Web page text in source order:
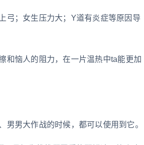
弓；女生压力大；Y道有炎症等原因导
和恼人的阻力，在一片温热中ta能更加
男大作战的时候，都可以使用到它。